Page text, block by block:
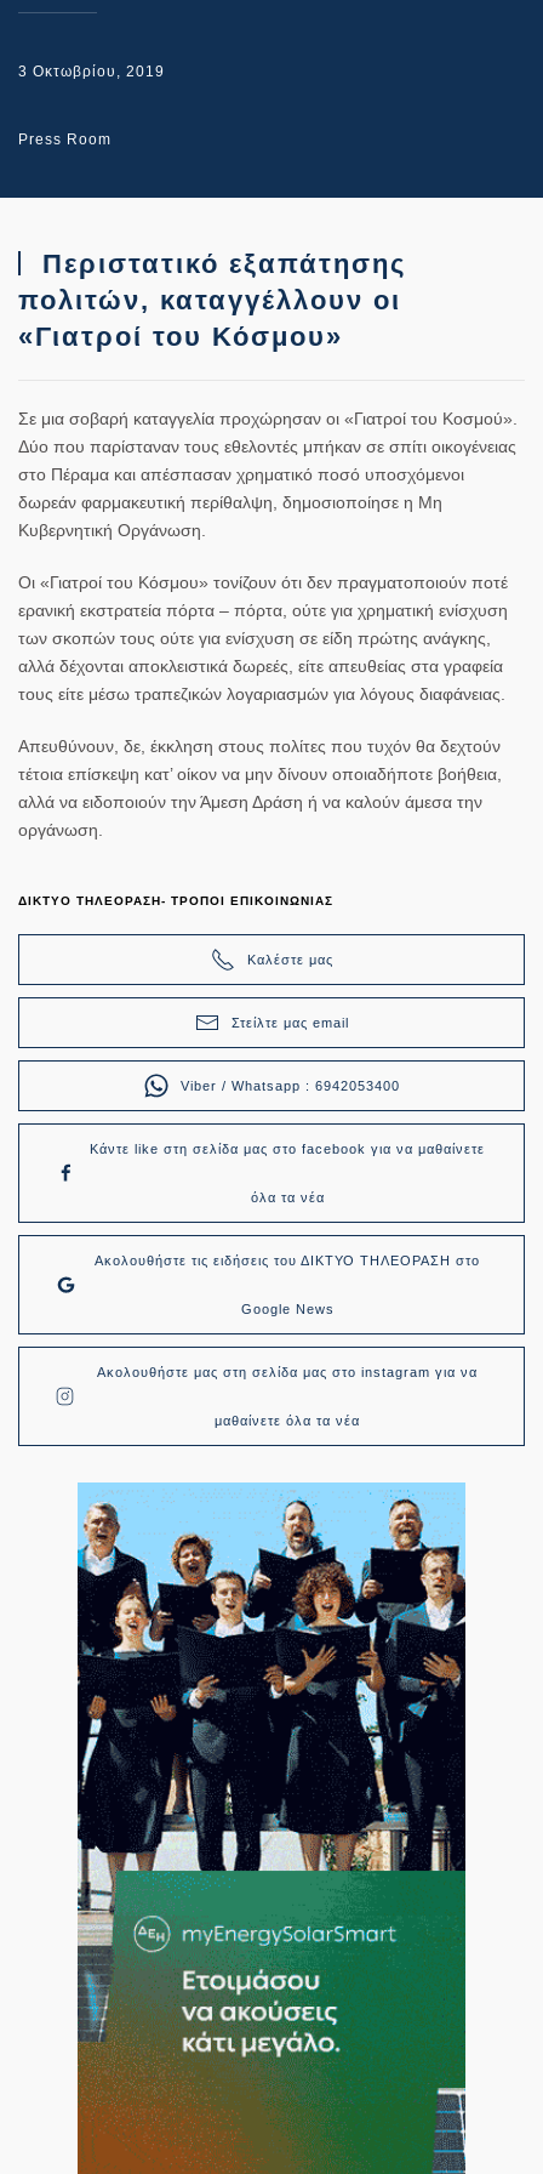
3 Οκτωβρίου, 2019
Press Room
Περιστατικό εξαπάτησης
πολιτών, καταγγέλλουν οι
«Γιατροί του Κόσμου»
Σε μια σοβαρή καταγγελία προχώρησαν οι «Γιατροί του Κοσμού».
Δύο που παρίσταναν τους εθελοντές μπήκαν σε σπίτι οικογένειας
στο Πέραμα και απέσπασαν χρηματικό ποσό υποσχόμενοι
δωρεάν φαρμακευτική περίθαλψη, δημοσιοποίησε η Μη
Κυβερνητική Οργάνωση.
Οι «Γιατροί του Κόσμου» τονίζουν ότι δεν πραγματοποιούν ποτέ
ερανική εκστρατεία πόρτα – πόρτα, ούτε για χρηματική ενίσχυση
των σκοπών τους ούτε για ενίσχυση σε είδη πρώτης ανάγκης,
αλλά δέχονται αποκλειστικά δωρεές, είτε απευθείας στα γραφεία
τους είτε μέσω τραπεζικών λογαριασμών για λόγους διαφάνειας.
Απευθύνουν, δε, έκκληση στους πολίτες που τυχόν θα δεχτούν
τέτοια επίσκεψη κατ’ οίκον να μην δίνουν οποιαδήποτε βοήθεια
αλλά να ειδοποιούν την Άμεση Δράση ή να καλούν άμεσα την
οργάνωση.
ΔΙΚΤΥΟ ΤΗΛΕΟΡΑΣΗ- ΤΡΟΠΟΙ ΕΠΙΚΟΙΝΩΝΙΑΣ
Καλέστε μας
Στείλτε μας email
Viber / Whatsapp : 6942053400
Κάντε like στη σελίδα μας στο facebook για να μαθαίνετε
όλα τα νέα
Ακολουθήστε τις ειδήσεις του ΔΙΚΤΥΟ ΤΗΛΕΟΡΑΣΗ στο
Google News
Ακολουθήστε μας στη σελίδα μας στο instagram για να
μαθαίνετε όλα τα νέα